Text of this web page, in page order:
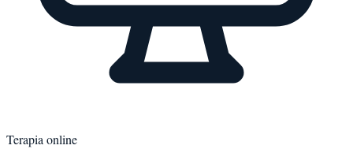
Terapia online